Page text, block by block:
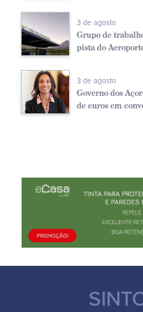
3 de agosto
Grupo de
pista do
3 de agosto
Governo dos
de euros em